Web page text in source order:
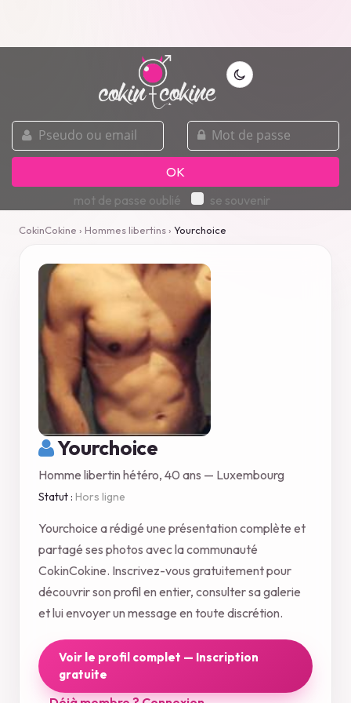
pseudo
ou
email
mot
de
passe
OK
mot de passe oublié
se souvenir
CokinCokine › Hommes libertins› Yourchoice
Yourchoice
Homme libertin hétéro, 40 ans — Luxembourg
Statut : Hors ligne
Yourchoice a rédigé une présentation complète et
partagé ses photos avec la communauté
CokinCokine. Inscrivez-vous gratuitement pour
découvrir son profil en entier, consulter sa galerie
et lui envoyer un message en toute discrétion.
Voir le profil complet — Inscription
gratuite